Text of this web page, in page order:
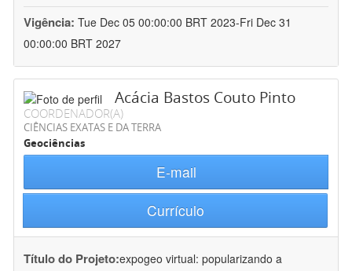
Vigência: Tue Dec 05 00:00:00 BRT 2023-Fri Dec 31
00:00:00 BRT 2027
Acácia Bastos Couto Pinto
COORDENADOR(A)
CIÊNCIAS EXATAS E DA TERRA
Geociências
E-mail
Currículo
Título do Projeto:expogeo virtual: popularizando a